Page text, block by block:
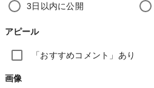
3日以内に公開
アピール
「おすすめコメント」あり
画像